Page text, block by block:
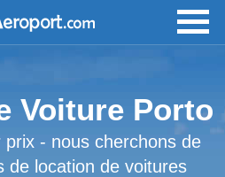
Voiture Porto
prix - nous cherchons de
de location de voitures